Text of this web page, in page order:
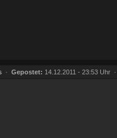
· Gepostet: 14.12.2011 - 23:53 Uhr ·